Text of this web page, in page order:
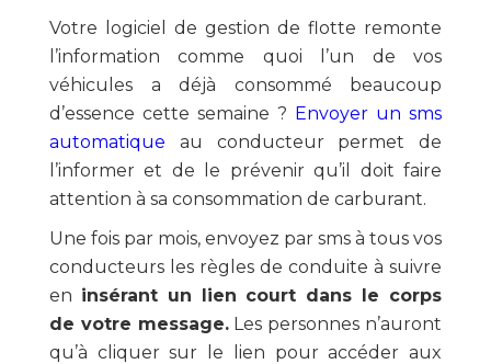
Votre logiciel de gestion de flotte remonte
l’information comme quoi l’un de vos
véhicules a déjà consommé beaucoup
d’essence cette semaine ? Envoyer un sms
automatique au conducteur permet de
l’informer et de le prévenir qu’il doit faire
attention à sa consommation de carburant.
Une fois par mois, envoyez par sms à tous vos
conducteurs les règles de conduite à suivre
en insérant un lien court dans le corps
de votre message.Les personnes n’auront
qu’à cliquer sur le lien pour accéder aux